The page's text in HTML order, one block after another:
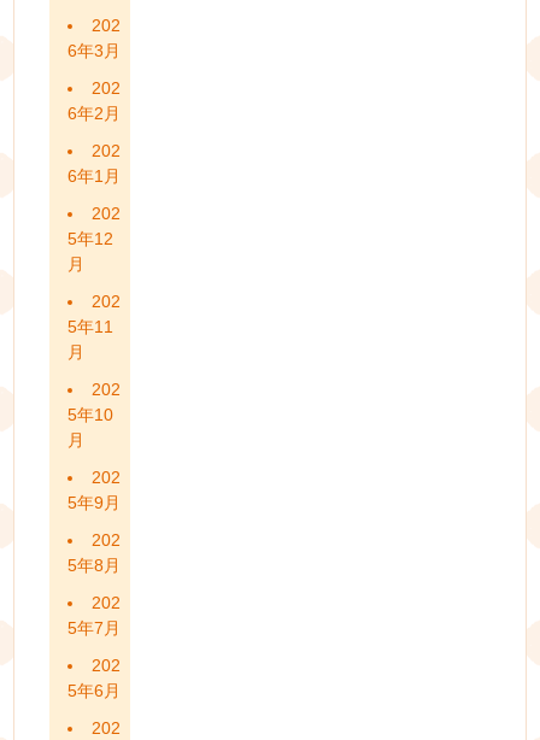
202
6年3月
202
6年2月
202
6年1月
202
5年12
月
202
5年11
月
202
5年10
月
202
5年9月
202
5年8月
202
5年7月
202
5年6月
202